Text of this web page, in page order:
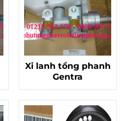
Xi lanh tổng phanh
Gentra